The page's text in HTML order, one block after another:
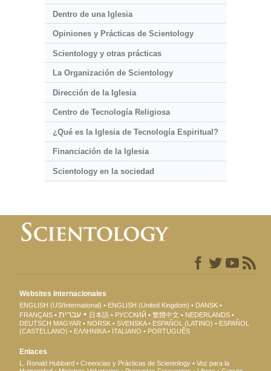
Dentro de una Iglesia
Opiniones y Prácticas de Scientology
Scientology y otras prácticas
La Organización de Scientology
Dirección de la Iglesia
Centro de Tecnología Religiosa
¿Qué es la Iglesia de Tecnología Espiritual?
Financiación de la Iglesia
Scientology en la sociedad
Websites Internacionales
ENGLISH (US/International) ENGLISH (United Kingdom)
DANSK
FRANÇAIS
עברית 日本語 РУССКИЙ 繁體中文
NEDERLANDS
DEUTSCH MAGYAR NORSK SVENSKA ESPAÑOL (LATINO)
ESPAÑOL
(CASTELLANO)
ΕΛΛΗΝΙΚA ITALIANO PORTUGUÊS
Enlaces
L. Ronald Hubbard Creencias y Prácticas de Scientology
Voz para la